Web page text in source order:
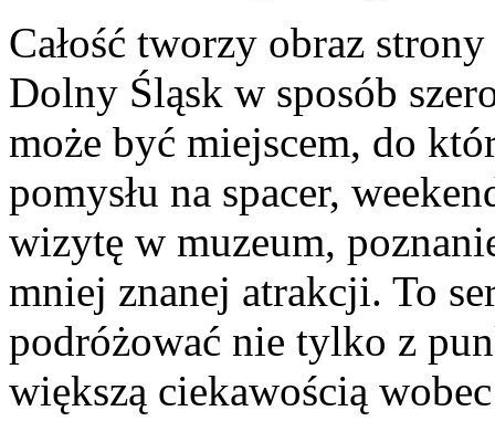
Całość tworzy obraz
Dolny Śląsk w sposób
może być miejscem, do
pomysłu na spacer,
wizytę w muzeum,
mniej znanej atrakcji. To
podróżować nie tylko z
większą ciekawością